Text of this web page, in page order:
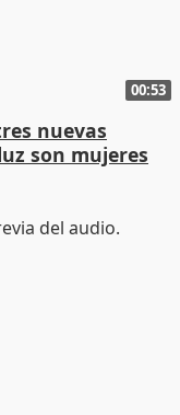
00:53
nuevas
son mujeres